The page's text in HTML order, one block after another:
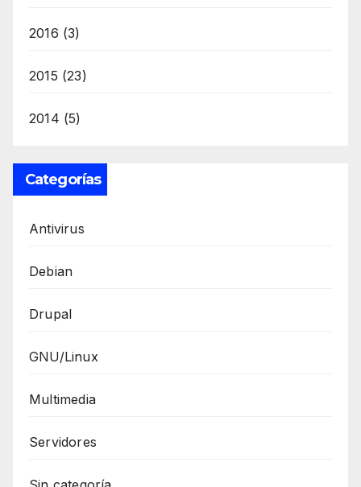
2016 (3)
2015 (23)
2014 (5)
Categorías
Antivirus
Debian
Drupal
GNU/Linux
Multimedia
Servidores